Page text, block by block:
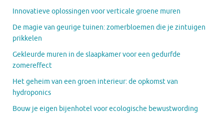
Innovatieve oplossingen voor verticale groene muren
De magie van geurige tuinen: zomerbloemen die je zintuigen
prikkelen
Gekleurde muren in de slaapkamer voor een gedurfde
zomereffect
Het geheim van een groen interieur: de opkomst van
hydroponics
Bouw je eigen bijenhotel voor ecologische bewustwording